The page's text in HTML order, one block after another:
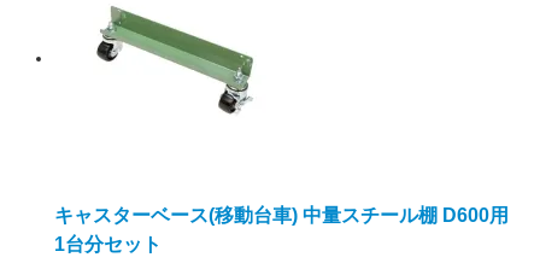
キャスターベース(移動台車) 中量スチール棚 D600用
1台分セット